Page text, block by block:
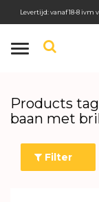
Toggle
Levertijd: vanaf 18-8 ivm
Products
baan met
Filter